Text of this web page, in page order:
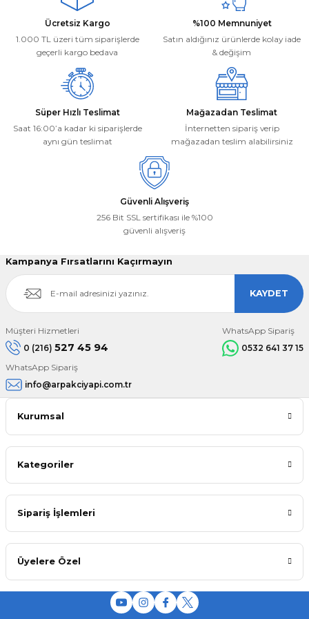
Ücretsiz Kargo
1.000 TL üzeri tüm siparişlerde
geçerli kargo bedava
%100 Memnuniyet
Satın aldığınız ürünlerde kolay iade
& değişim
Süper Hızlı Teslimat
Saat 16:00’a kadar ki siparişlerde
aynı gün teslimat
Mağazadan Teslimat
İnternetten sipariş verip
mağazadan teslim alabilirsiniz
Güvenli Alışveriş
256 Bit SSL sertifikası ile %100
güvenli alışveriş
Kampanya Fırsatlarını Kaçırmayın
KAYDET
Müşteri Hizmetleri
0 (216) 527 45 94
WhatsApp Sipariş
0532 641 37 15
WhatsApp Sipariş
info@arpakciyapi.com.tr
Kurumsal
Kategoriler
Sipariş İşlemleri
Üyelere Özel